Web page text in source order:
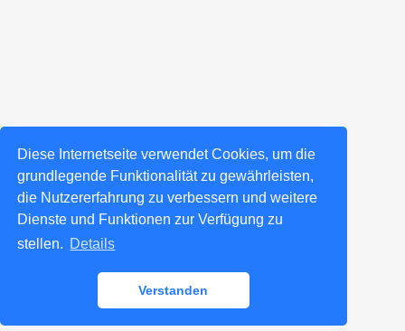
Diese Internetseite verwendet Cookies, um die
grundlegende Funktionalität zu gewährleisten,
die Nutzererfahrung zu verbessern und weitere
Dienste und Funktionen zur Verfügung zu
stellen. Details
Verstanden